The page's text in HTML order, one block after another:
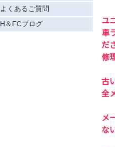
ユ
車
だ
修
古
全
メ
な
よくあるご質問
H＆FCブログ